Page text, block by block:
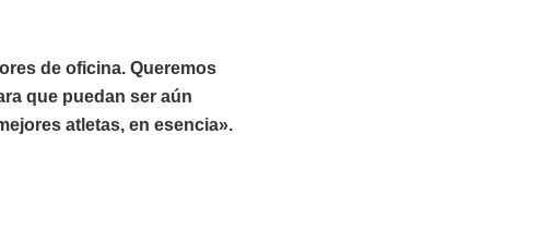
de oficina. Queremos
que puedan ser aún
atletas, en esencia».